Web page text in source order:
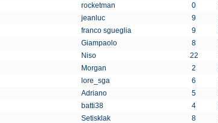
rocketman 0
jeanluc 9
franco sgueglia 9
Giampaolo 8
Niso 22
Morgan 2
lore_sga 6
Adriano 5
batti38 4
Setisklak 8